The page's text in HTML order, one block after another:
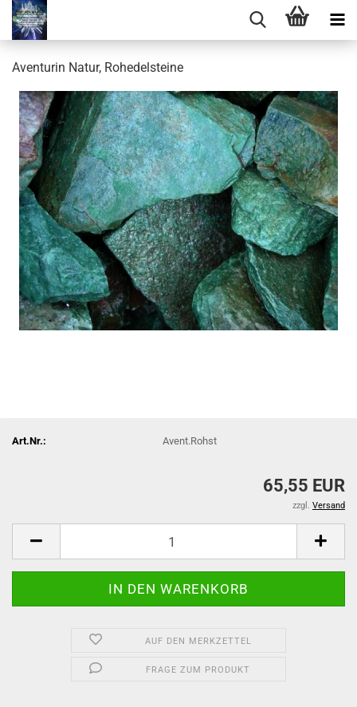
Aventurin Natur, Rohedelsteine
Art.Nr.: Avent.Rohst
65,55 EUR
zzgl. Versand
AUF DEN MERKZETTEL
FRAGE ZUM PRODUKT